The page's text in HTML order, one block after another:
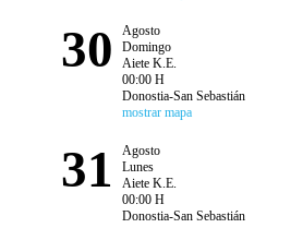
30
Agosto
Domingo
Aiete K.E.
00:00 H
Donostia-San Sebastián
mostrar mapa
31
Agosto
Lunes
Aiete K.E.
00:00 H
Donostia-San Sebastián